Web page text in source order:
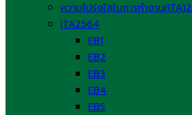
ความโปร่งใสในการทำงาน(ITA)2
ITA2564
EB1
EB2
EB3
EB4
EB5